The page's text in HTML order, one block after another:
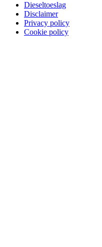
Dieseltoeslag
Disclaimer
Privacy policy
Cookie policy